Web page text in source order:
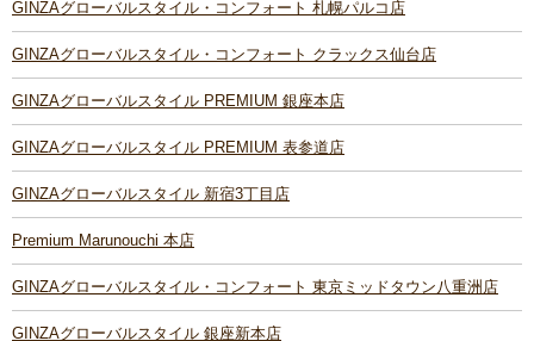
GINZAグローバルスタイル・コンフォート 札幌パルコ店
GINZAグローバルスタイル・コンフォート クラックス仙台店
GINZAグローバルスタイル PREMIUM 銀座本店
GINZAグローバルスタイル PREMIUM 表参道店
GINZAグローバルスタイル 新宿3丁目店
Premium Marunouchi 本店
GINZAグローバルスタイル・コンフォート 東京ミッドタウン八重洲店
GINZAグローバルスタイル 銀座新本店